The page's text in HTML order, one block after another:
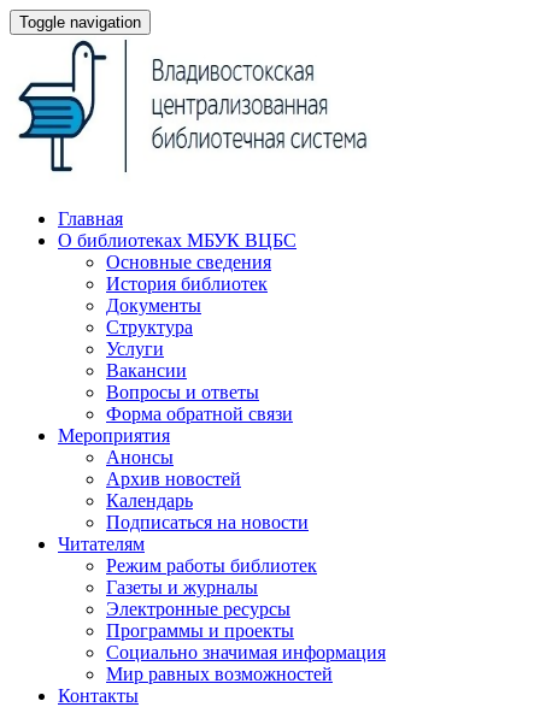
Toggle navigation
Главная
О библиотеках МБУК ВЦБС
Основные сведения
История библиотек
Документы
Структура
Услуги
Вакансии
Вопросы и ответы
Форма обратной связи
Мероприятия
Анонсы
Архив новостей
Календарь
Подписаться на новости
Читателям
Режим работы библиотек
Газеты и журналы
Электронные ресурсы
Программы и проекты
Социально значимая информация
Мир равных возможностей
Контакты